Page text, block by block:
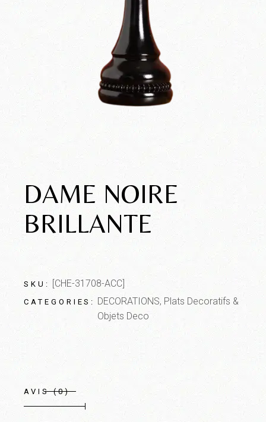
DAME NOIRE
BRILLANTE
SKU: [CHE-31708-ACC]
CATEGORIES: DECORATIONS, Plats Decoratifs &
Objets Deco
AVIS (0)